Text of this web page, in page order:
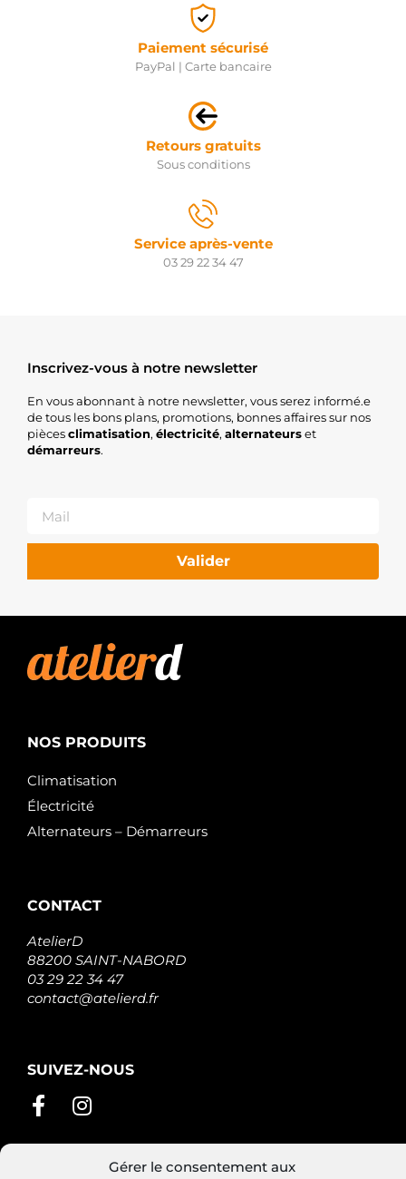
Gérer le consentement aux
Paiement sécurisé
PayPal | Carte bancaire
Retours gratuits
Sous conditions
Service après-vente
03 29 22 34 47
Inscrivez-vous à notre newsletter
En vous abonnant à notre newsletter, vous serez informé.e
de tous les bons plans, promotions, bonnes affaires sur nos
piècesclimatisation, électricité, alternateurset
démarreurs.
Valider
NOS PRODUITS
Climatisation
Électricité
Alternateurs – Démarreurs
CONTACT
AtelierD
88200 SAINT-NABORD
03 29 22 34 47
contact@atelierd.fr
SUIVEZ-NOUS